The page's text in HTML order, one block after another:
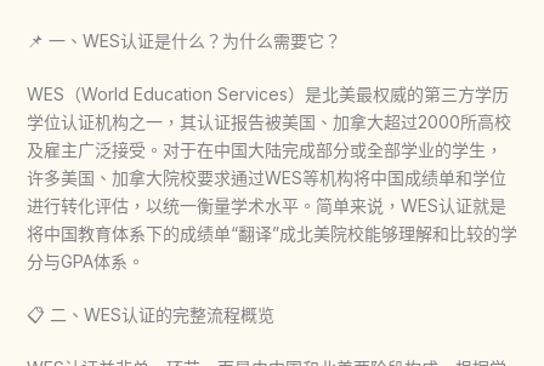
📌 一、WES认证是什么？为什么需要它？
WES（World Education Services）是北美最权威的第三方学历
学位认证机构之一，其认证报告被美国、加拿大超过2000所高校
及雇主广泛接受。对于在中国大陆完成部分或全部学业的学生，
许多美国、加拿大院校要求通过WES等机构将中国成绩单和学位
进行转化评估，以统一衡量学术水平。简单来说，WES认证就是
将中国教育体系下的成绩单“翻译”成北美院校能够理解和比较的学
分与GPA体系。
📋 二、WES认证的完整流程概览